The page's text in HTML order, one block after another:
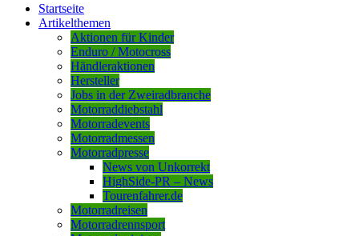
Startseite
Artikelthemen
Aktionen für Kinder
Enduro / Motocross
Händleraktionen
Hersteller
Jobs in der Zweiradbranche
Motorraddiebstahl
Motorradevents
Motorradmessen
Motorradpresse
News von Unkorrekt
HighSide-PR – News
Tourenfahrer.de
Motorradreisen
Motorradrennsport